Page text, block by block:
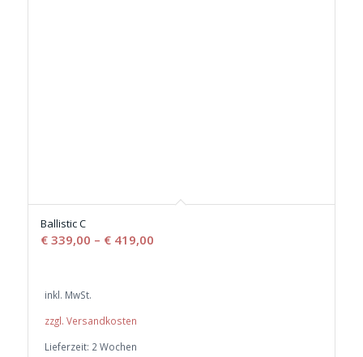
Ballistic C
€339,00 – €419,00
inkl. MwSt.
zzgl. Versandkosten
Lieferzeit: 2 Wochen